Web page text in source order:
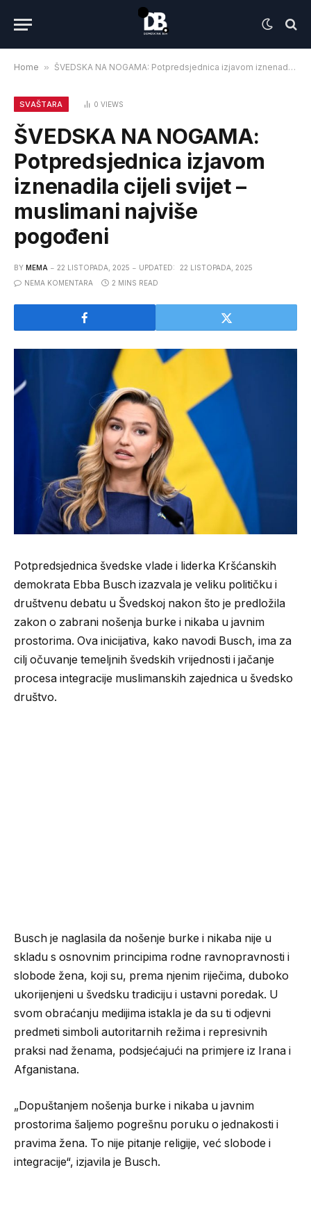
Home » ŠVEDSKA NA NOGAMA: Potpredsjednica izjavom iznenadila cijeli svijet – muslimani najviše pogođeni
SVAŠTARA 0 VIEWS
ŠVEDSKA NA NOGAMA:
Potpredsjednica izjavom
iznenadila cijeli svijet –
muslimani najviše
pogođeni
BY MEMA 22 LISTOPADA, 2025 UPDATED:
22 LISTOPADA, 2025
NEMA KOMENTARA
2 MINS READ
Potpredsjednica švedske vlade i liderka Kršćanskih
demokrata Ebba Busch izazvala je veliku političku i
društvenu debatu u Švedskoj nakon što je predložila
zakon o zabrani nošenja burke i nikaba u javnim
prostorima. Ova inicijativa, kako navodi Busch, ima za
cilj očuvanje temeljnih švedskih vrijednosti i jačanje
procesa integracije muslimanskih zajednica u švedsko
društvo.
Busch je naglasila da nošenje burke i nikaba nije u
skladu s osnovnim principima rodne ravnopravnosti i
slobode žena, koji su, prema njenim riječima, duboko
ukorijenjeni u švedsku tradiciju i ustavni poredak. U
svom obraćanju medijima istakla je da su ti odjevni
predmeti simboli autoritarnih režima i represivnih
praksi nad ženama, podsjećajući na primjere iz Irana i
Afganistana.
„Dopuštanjem nošenja burke i nikaba u javnim
prostorima šaljemo pogrešnu poruku o jednakosti i
pravima žena. To nije pitanje religije, već slobode i
integracije“, izjavila je Busch.